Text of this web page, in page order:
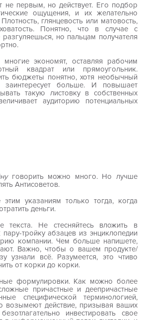
не первым, но действует. Его подбор
ощущения, и их желательно
глянцевость или матовость,
Понятно, что в случае с
но пальцам получателя
экономят, оставляя рабочим
квадрат или прямоугольник.
бюджеты понятно, хотя необычный
заинтересует больше. И повышает
такую листовку в собственных
аудиторию потенциальных
говорить можно много. Но лучше
Антисоветов.
этим указаниям только тогда, когда
деньги.
текста. Не стесняйтесь вложить в
пару-тройку абзацев из энциклопедии
компании. Чем больше напишете,
Важно, чтобы о вашем продукте/
узнали всё. Разумеется, это чтиво
от корки до корки.
формулировки. Как можно более
причастные и деепричастные
специфической терминологией,
возымеют действие, призывая ваших
инвестировать свое